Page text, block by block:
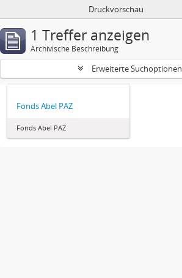
Druckvorschau
1 Treffer anzeigen
Archivische Beschreibung
Erweiterte Suchoptionen
Fonds Abel PAZ
Fonds Abel PAZ